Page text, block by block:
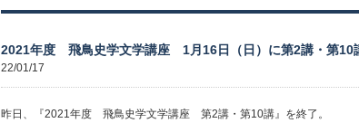
2021年度 飛鳥史学文学講座 1月16日（日）に第2講・第10
22/01/17
昨日、『2021年度 飛鳥史学文学講座 第2講・第10講』を終了。